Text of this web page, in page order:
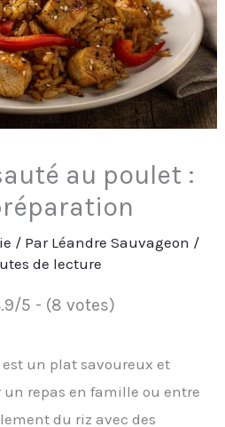
au poulet :
/ Par Léandre Sauvageon /
de lecture
5 - (8 votes)
un plat savoureux et
repas en famille ou entre
du riz avec des